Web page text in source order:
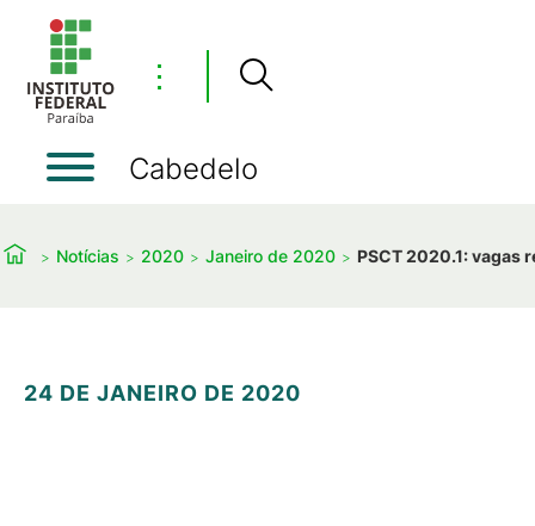
⋮
Cabedelo
Notícias 2020 Janeiro de 2020 PSCT 2020.1: vagas
24 DE JANEIRO DE 2020